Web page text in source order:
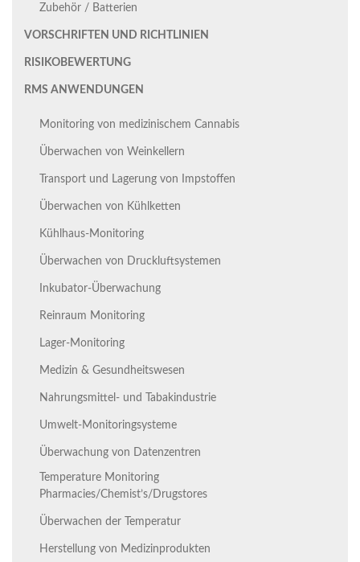
Zubehör / Batterien
VORSCHRIFTEN UND RICHTLINIEN
RISIKOBEWERTUNG
RMS ANWENDUNGEN
Monitoring von medizinischem Cannabis
Überwachen von Weinkellern
Transport und Lagerung von Impstoffen
Überwachen von Kühlketten
Kühlhaus-Monitoring
Überwachen von Druckluftsystemen
Inkubator-Überwachung
Reinraum Monitoring
Lager-Monitoring
Medizin & Gesundheitswesen
Nahrungsmittel- und Tabakindustrie
Umwelt-Monitoringsysteme
Überwachung von Datenzentren
Temperature Monitoring
Pharmacies/Chemist’s/Drugstores
Überwachen der Temperatur
Herstellung von Medizinprodukten